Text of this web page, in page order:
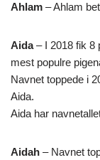
Ahlam – Ahlam
Aida– I 2018 fik 8
mest populre
Navnet toppede i
Aida.
Aida har
Aidah – Navnet